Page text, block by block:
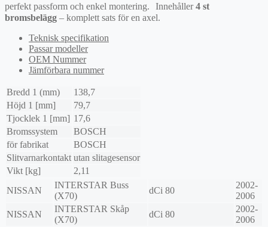
perfekt passform och enkel montering. Innehåller4 st
bromsbelägg – komplett sats för en axel.
Teknisk specifikation
Passar modeller
OEM Nummer
Jämförbara nummer
Bredd 1 (mm)
138,7
Höjd 1 [mm]
79,7
Tjocklek 1 [mm] 17,6
Bromssystem
BOSCH
för fabrikat
BOSCH
Slitvarnarkontakt utan slitagesensor
Vikt [kg]
2,11
NISSAN
INTERSTAR Buss
(X70)
dCi 80
2002-
2006
NISSAN
INTERSTAR Skåp
(X70)
dCi 80
2002-
2006